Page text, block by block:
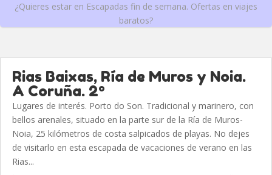
¿Quieres estar en Escapadas fin de semana. Ofertas en viajes
baratos?
Rias Baixas, Ría de Muros y Noia.
A Coruña. 2º
Lugares de interés. Porto do Son. Tradicional y marinero, con
bellos arenales, situado en la parte sur de la Ría de Muros-
Noia, 25 kilómetros de costa salpicados de playas. No dejes
de visitarlo en esta escapada de vacaciones de verano en las
Rias...